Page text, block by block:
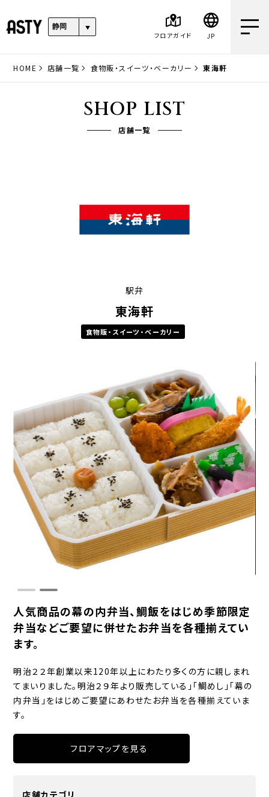
フロアガイド JP
HOME 店舗一覧 食物販・スイーツ・ベーカリー 東海軒
SHOP LIST
店舗一覧
駅弁
東海軒
食物販・スイーツ・ベーカリー
人気商品の幕の内弁当、鯛飯をはじめ季節限定
弁当などご要望に併せたお弁当を各種揃えてい
ます。
明治２２年創業以来120年以上にわたり多くの方に親しまれ
てまいりました。明治２９年より販売している」「鯛めし」「幕の
内弁当」をはじめご要望にあわせたお弁当を各種揃えていま
す。
フロアマップを見る